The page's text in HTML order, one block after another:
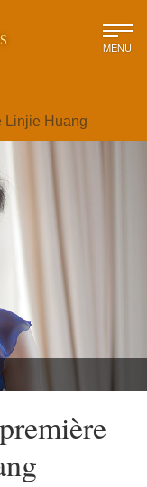
MENU
Linjie Huang